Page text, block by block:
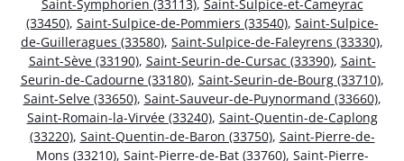
Saint-Symphorien (33113), Saint-Sulpice-et-Cameyrac
(33450), Saint-Sulpice-de-Pommiers (33540), Saint-Sulpice-
de-Guilleragues (33580), Saint-Sulpice-de-Faleyrens (33330),
Saint-Sève (33190), Saint-Seurin-de-Cursac (33390), Saint-
Seurin-de-Cadourne (33180), Saint-Seurin-de-Bourg (33710),
Saint-Selve (33650), Saint-Sauveur-de-Puynormand (33660),
Saint-Romain-la-Virvée (33240), Saint-Quentin-de-Caplong
(33220), Saint-Quentin-de-Baron (33750), Saint-Pierre-de-
Mons (33210), Saint-Pierre-de-Bat (33760), Saint-Pierre-